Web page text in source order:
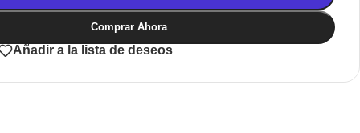
Comprar Ahora
Añadir a la lista de deseos